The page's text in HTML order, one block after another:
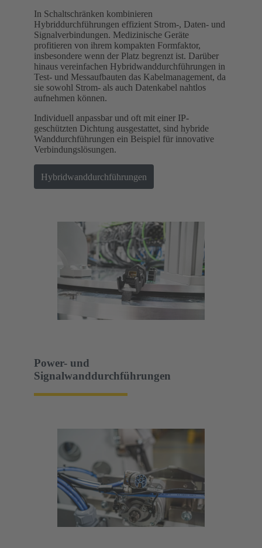
In Schaltschränken kombinieren
Hybriddurchführungen effizient Strom-, Daten- und
Signalverbindungen. Medizinische Geräte
profitieren von ihrem kompakten Formfaktor,
insbesondere wenn der Platz begrenzt ist. Darüber
hinaus vereinfachen Hybridwanddurchführungen in
Test- und Messaufbauten das Kabelmanagement, da
sie sowohl Strom- als auch Datenkabel nahtlos
aufnehmen können.
Individuell anpassbar und oft mit einer IP-
geschützten Dichtung ausgestattet, sind hybride
Wanddurchführungen ein Beispiel für innovative
Verbindungslösungen.
Hybridwanddurchführungen
Power- und
Signalwanddurchführungen